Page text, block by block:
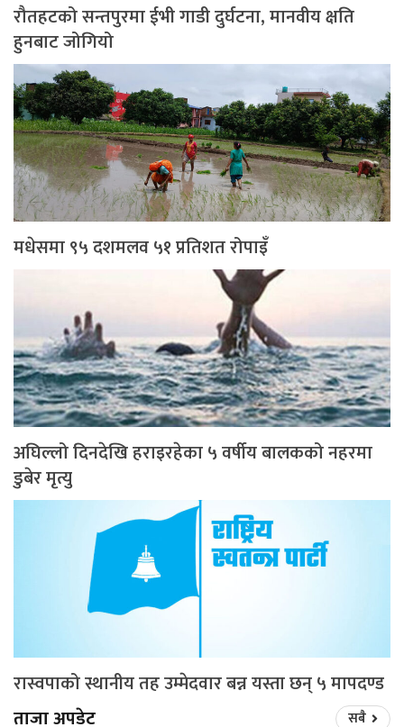
रौतहटको सन्तपुरमा ईभी गाडी दुर्घटना, मानवीय क्षति
हुनबाट जोगियो
मधेसमा ९५ दशमलव ५१ प्रतिशत रोपाइँ
अघिल्लो दिनदेखि हराइरहेका ५ वर्षीय बालकको नहरमा
डुबेर मृत्यु
रास्वपाको स्थानीय तह उम्मेदवार बन्न यस्ता छन् ५ मापदण्ड
ताजा अपडेट
सबै